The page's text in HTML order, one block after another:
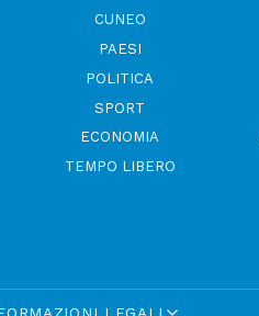
CUNEO
PAESI
POLITICA
SPORT
ECONOMIA
TEMPO LIBERO